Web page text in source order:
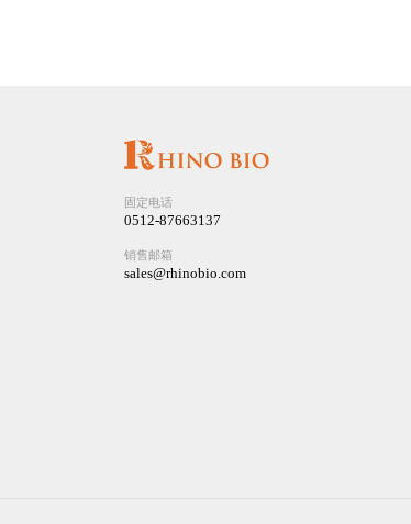
固定电话
0512-87663137
销售邮箱
sales@rhinobio.com